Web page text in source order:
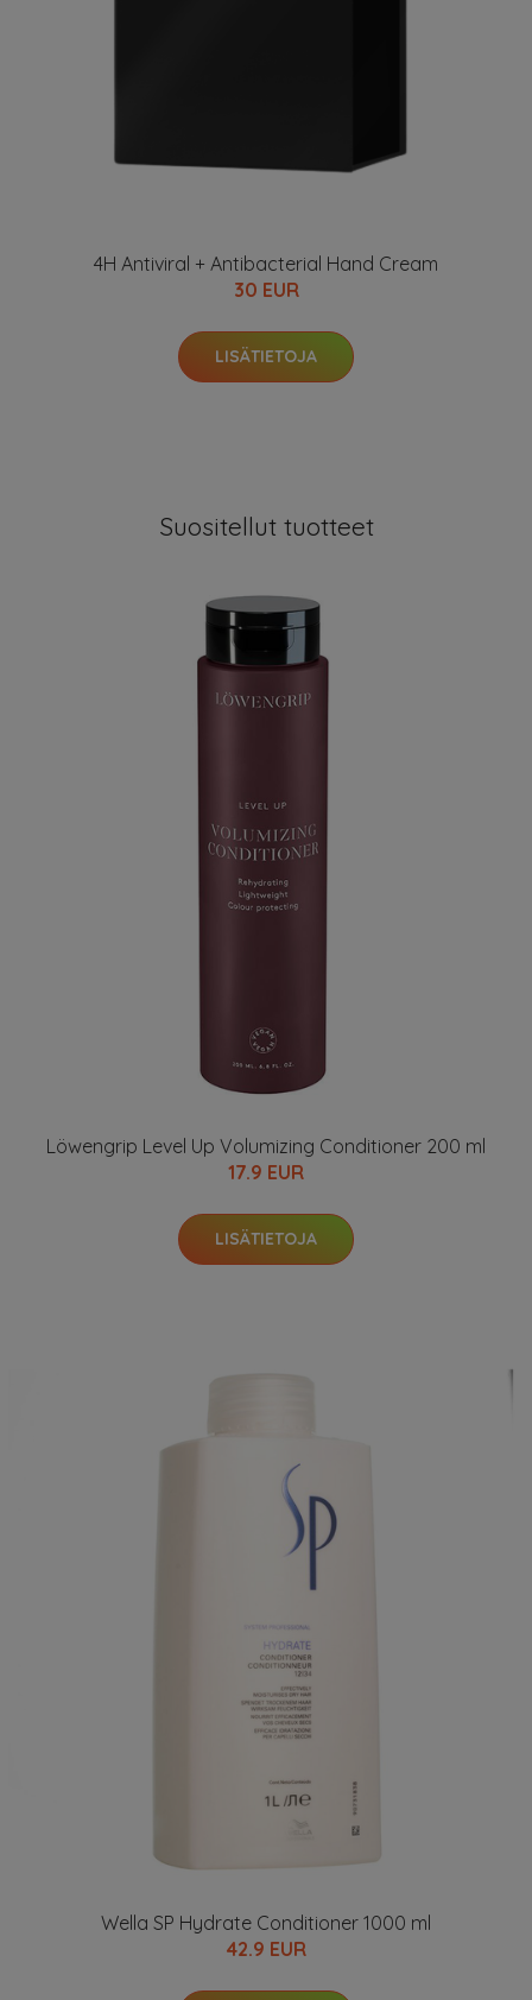
4H Antiviral + Antibacterial Hand Cream
30 EUR
LISÄTIETOJA
Suositellut tuotteet
Löwengrip Level Up Volumizing Conditioner 200 ml
17.9 EUR
LISÄTIETOJA
Wella SP Hydrate Conditioner 1000 ml
42.9 EUR